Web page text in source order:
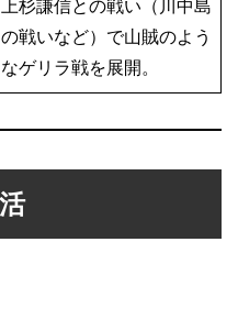
上杉謙信との戦い（川中島
の戦いなど）で山賊のよう
なゲリラ戦を展開。